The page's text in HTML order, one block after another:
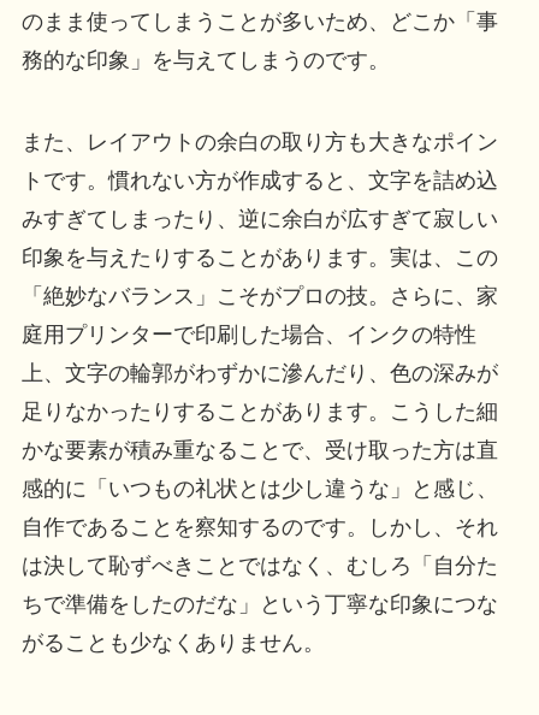
のまま使ってしまうことが多いため、どこか「事
務的な印象」を与えてしまうのです。
また、レイアウトの余白の取り方も大きなポイン
トです。慣れない方が作成すると、文字を詰め込
みすぎてしまったり、逆に余白が広すぎて寂しい
印象を与えたりすることがあります。実は、この
「絶妙なバランス」こそがプロの技。さらに、家
庭用プリンターで印刷した場合、インクの特性
上、文字の輪郭がわずかに滲んだり、色の深みが
足りなかったりすることがあります。こうした細
かな要素が積み重なることで、受け取った方は直
感的に「いつもの礼状とは少し違うな」と感じ、
自作であることを察知するのです。しかし、それ
は決して恥ずべきことではなく、むしろ「自分た
ちで準備をしたのだな」という丁寧な印象につな
がることも少なくありません。